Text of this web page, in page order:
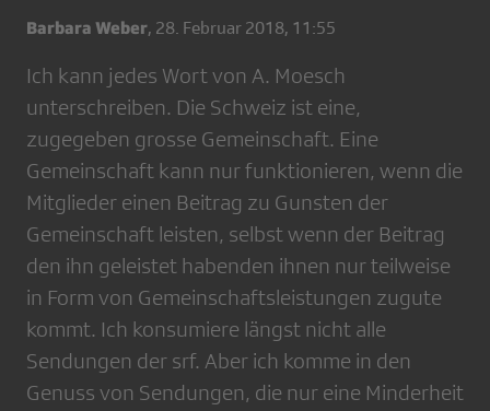
Barbara Weber, 28. Februar 2018, 11:55
Ich kann jedes Wort von A. Moesch
unterschreiben. Die Schweiz ist eine,
zugegeben grosse Gemeinschaft. Eine
Gemeinschaft kann nur funktionieren, wenn die
Mitglieder einen Beitrag zu Gunsten der
Gemeinschaft leisten, selbst wenn der Beitrag
den ihn geleistet habenden ihnen nur teilweise
in Form von Gemeinschaftsleistungen zugute
kommt. Ich konsumiere längst nicht alle
Sendungen der srf. Aber ich komme in den
Genuss von Sendungen, die nur eine Minderheit